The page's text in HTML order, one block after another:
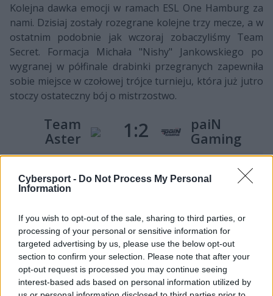
Cybersport - Do Not Process My Personal
Information
If you wish to opt-out of the sale, sharing to third parties, or
processing of your personal or sensitive information for
targeted advertising by us, please use the below opt-out
section to confirm your selection. Please note that after your
opt-out request is processed you may continue seeing
interest-based ads based on personal information utilized by
Kolejna dawka emocji w ramach ESL One Hamburg za
nami. Dzisiaj zostały rozegrane kolejne trzy mecze, a w
ostatnim podobnie jak wczoraj zobaczyliśmy Team
Secret. Formacja Michała "Nishy" Jankowskiego po
wygranej w półfinale drabinki przegranych zapewniła
sobie miejsce w czołowej trójce turnieju, która już jutro
stoczy ostateczny bój o mistrzostwo.
Team
Aster
1:2
paiN
Gaming
W pierwszym meczu dnia zmierzyły się Team Aster i
grupowej można było oczekiwać po nich łatwego
zwycięstwa. Tymczasem już pierwsze starcie pokazało,
że będzie to bardzo zacięty pojedynek. Choć to Aster
zdołało wygrać inaugurującą bitwę, do jej
rozstrzygnięcia potrzeba było prawie godziny. Takich
problemów nie miało już paiN Gaming, które zarówno